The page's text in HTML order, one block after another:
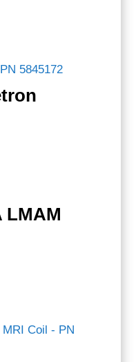
LMAM